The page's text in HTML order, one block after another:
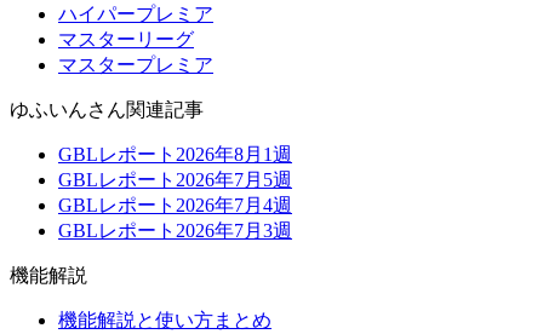
ハイパープレミア
マスターリーグ
マスタープレミア
ゆふいんさん関連記事
GBLレポート2026年8月1週
GBLレポート2026年7月5週
GBLレポート2026年7月4週
GBLレポート2026年7月3週
機能解説
機能解説と使い方まとめ